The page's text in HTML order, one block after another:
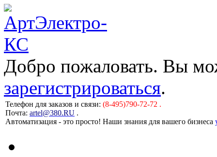
Добро пожаловать. Вы
зарегистрироваться.
Телефон для заказов и связи: (8-495)790-72-72 .
Почта: artel@380.RU .
Автоматизация - это просто! Наши знания для вашего бизнеса